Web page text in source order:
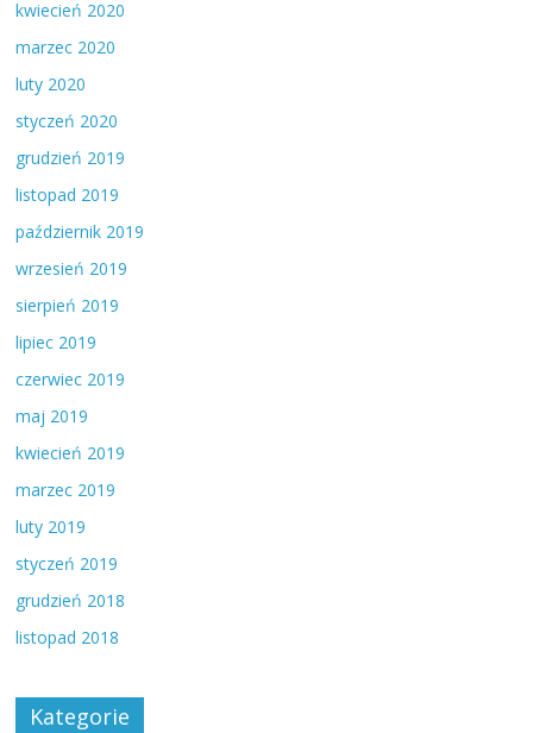
kwiecień 2020
marzec 2020
luty 2020
styczeń 2020
grudzień 2019
listopad 2019
październik 2019
wrzesień 2019
sierpień 2019
lipiec 2019
czerwiec 2019
maj 2019
kwiecień 2019
marzec 2019
luty 2019
styczeń 2019
grudzień 2018
listopad 2018
Kategorie